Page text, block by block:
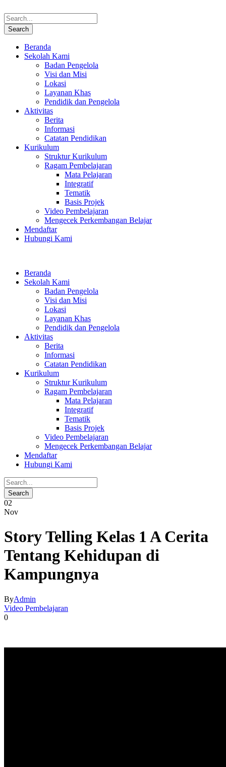
Beranda
Sekolah Kami
Badan Pengelola
Visi dan Misi
Lokasi
Layanan Khas
Pendidik dan Pengelola
Aktivitas
Berita
Informasi
Catatan Pendidikan
Kurikulum
Struktur Kurikulum
Ragam Pembelajaran
Mata Pelajaran
Integratif
Tematik
Basis Projek
Video Pembelajaran
Mengecek Perkembangan Belajar
Mendaftar
Hubungi Kami
Beranda
Sekolah Kami
Badan Pengelola
Visi dan Misi
Lokasi
Layanan Khas
Pendidik dan Pengelola
Aktivitas
Berita
Informasi
Catatan Pendidikan
Kurikulum
Struktur Kurikulum
Ragam Pembelajaran
Mata Pelajaran
Integratif
Tematik
Basis Projek
Video Pembelajaran
Mengecek Perkembangan Belajar
Mendaftar
Hubungi Kami
02
Nov
Story Telling Kelas 1 A Cerita
Tentang Kehidupan di
Kampungnya
ByAdmin
Video Pembelajaran
0